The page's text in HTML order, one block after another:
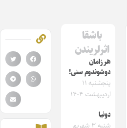
باشقا
اثرلریندن
هر زامان
دوشوندوم سنی!
پنجشنبه ۱۱
اردیبهشت ۱۴۰۴
دونیا
شنبه ۳ شهریور